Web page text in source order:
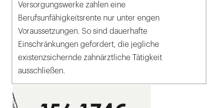
Versorgungswerke zahlen eine
Berufsunfähigkeitsrente nur unter engen
Voraussetzungen. So sind dauerhafte
Einschränkungen gefordert, die jegliche
existenzsichernde zahnärztliche Tätigkeit
ausschließen.